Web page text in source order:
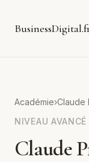
Académie›Claude
NIVEAU AVANCÉ
Claude